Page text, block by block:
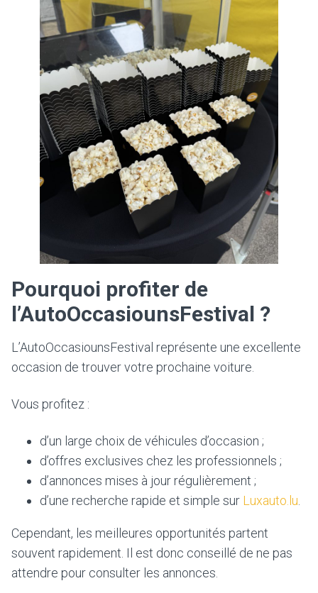
Pourquoi profiter de
l’AutoOccasiounsFestival ?
L’AutoOccasiounsFestival représente une excellente
occasion de trouver votre prochaine voiture.
Vous profitez :
d’un large choix de véhicules d’occasion ;
d’offres exclusives chez les professionnels ;
d’annonces mises à jour régulièrement ;
d’une recherche rapide et simple sur Luxauto.lu.
Cependant, les meilleures opportunités partent
souvent rapidement. Il est donc conseillé de ne pas
attendre pour consulter les annonces.